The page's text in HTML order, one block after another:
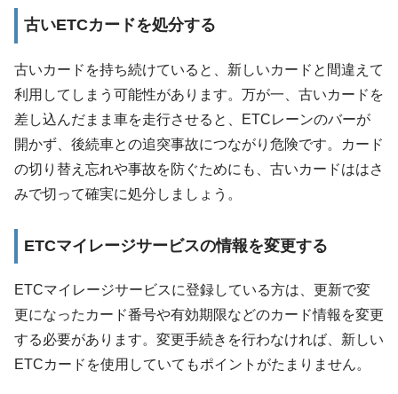
古いETCカードを処分する
古いカードを持ち続けていると、新しいカードと間違えて
利用してしまう可能性があります。万が一、古いカードを
差し込んだまま車を走行させると、ETCレーンのバーが
開かず、後続車との追突事故につながり危険です。カード
の切り替え忘れや事故を防ぐためにも、古いカードははさ
みで切って確実に処分しましょう。
ETCマイレージサービスの情報を変更する
ETCマイレージサービスに登録している方は、更新で変
更になったカード番号や有効期限などのカード情報を変更
する必要があります。変更手続きを行わなければ、新しい
ETCカードを使用していてもポイントがたまりません。